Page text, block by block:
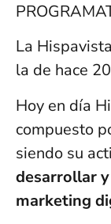
La
la de hace
Hoy en día
compuesto
siendo su
desarrollar
marketing